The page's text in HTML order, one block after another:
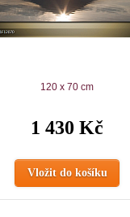
120 x 70 cm
1 430 Kč
Vložit do košíku